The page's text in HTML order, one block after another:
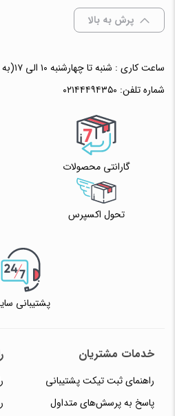
پرش به بالا
ساعت کاری : شنبه تا چهارشنبه ۱۰ الی ۱۷(به جز ایام تعطیل)
شماره تلفن: ۰۲۱۴۴۴۹۴۳۵۰
گارانتی محصولات
تحول اکسپرس
پشتیبانی
خدمات مشتریان
راهنمای ثبت تیکت پشتیبانی
پاسخ به پرسش‌های متداول